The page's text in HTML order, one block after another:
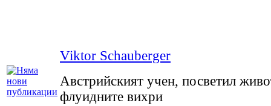
Viktor Schauberger
Австрийският учен, посветил
флуидните вихри